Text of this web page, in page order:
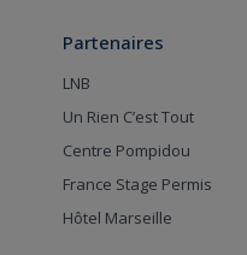
Partenaires
LNB
Un Rien C’est Tout
Centre Pompidou
France Stage Permis
Hôtel Marseille